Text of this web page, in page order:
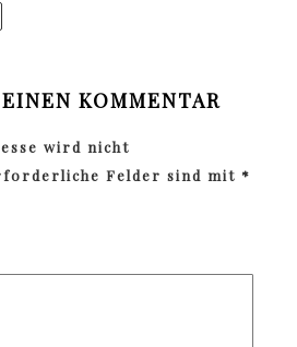
KOMMENTAR
wird nicht
Felder sind mit *